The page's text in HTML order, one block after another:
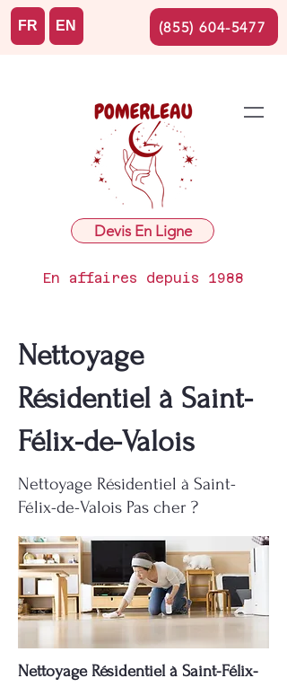
Devis En Ligne
En affaires depuis 1988
FR EN (855) 604-5477
Nettoyage
Résidentiel à Saint-
Félix-de-Valois
Nettoyage Résidentiel à Saint-
Félix-de-Valois Pas cher ?
Nettoyage Résidentiel à Saint-Félix-